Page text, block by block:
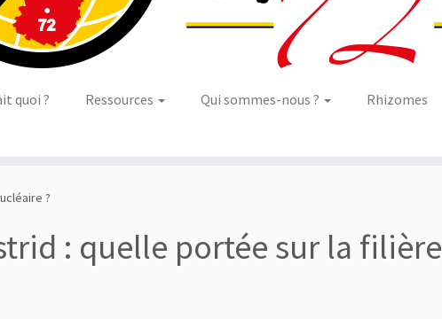
quoi ? Ressources Qui sommes-nous ?
Rhizomes
?
: quelle portée sur la filière